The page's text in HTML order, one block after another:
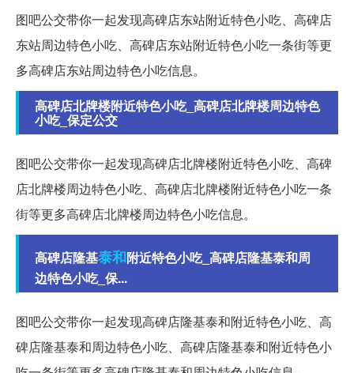
图吧公交带你一起发现高碑店东站附近特色小吃、高碑店
东站周边特色小吃、高碑店东站附近特色小吃一条街等更
多高碑店东站周边特色小吃信息。
高碑店北牌楼附近特色小吃_高碑店北牌楼周边特色
小吃_保定公交
图吧公交带你一起发现高碑店北牌楼附近特色小吃、高碑
店北牌楼周边特色小吃、高碑店北牌楼附近特色小吃一条
街等更多高碑店北牌楼周边特色小吃信息。
高碑店隆基泰和附近特色小吃_高碑店隆基泰和周
边特色小吃_保...
图吧公交带你一起发现高碑店隆基泰和附近特色小吃、高
碑店隆基泰和周边特色小吃、高碑店隆基泰和附近特色小